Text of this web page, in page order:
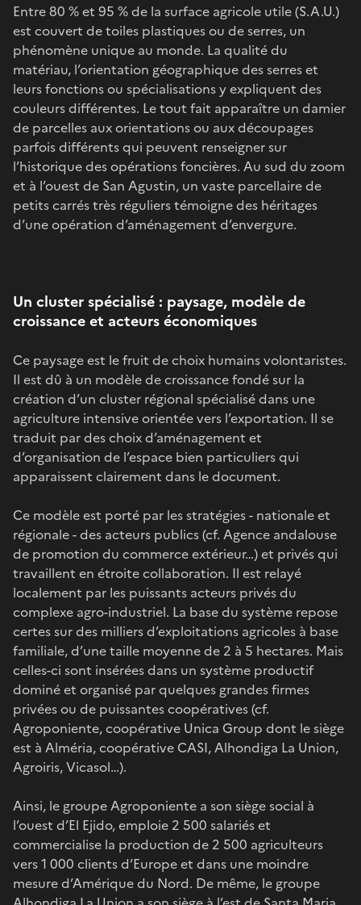
Entre 80 % et 95 % de la surface agricole utile (S.A.U.)
est couvert de toiles plastiques ou de serres, un
phénomène unique au monde. La qualité du
matériau, l’orientation géographique des serres et
leurs fonctions ou spécialisations y expliquent des
couleurs différentes. Le tout fait apparaître un damier
de parcelles aux orientations ou aux découpages
parfois différents qui peuvent renseigner sur
l’historique des opérations foncières. Au sud du zoom
et à l’ouest de San Agustin, un vaste parcellaire de
petits carrés très réguliers témoigne des héritages
d’une opération d’aménagement d’envergure.
Un cluster spécialisé : paysage, modèle de
croissance et acteurs économiques
Ce paysage est le fruit de choix humains volontaristes.
Il est dû à un modèle de croissance fondé sur la
création d’un cluster régional spécialisé dans une
agriculture intensive orientée vers l’exportation. Il se
traduit par des choix d’aménagement et
d’organisation de l’espace bien particuliers qui
apparaissent clairement dans le document.
Ce modèle est porté par les stratégies - nationale et
régionale - des acteurs publics (cf. Agence andalouse
de promotion du commerce extérieur…) et privés qui
travaillent en étroite collaboration. Il est relayé
localement par les puissants acteurs privés du
complexe agro-industriel. La base du système repose
certes sur des milliers d’exploitations agricoles à base
familiale, d’une taille moyenne de 2 à 5 hectares. Mais
celles-ci sont insérées dans un système productif
dominé et organisé par quelques grandes firmes
privées ou de puissantes coopératives (cf.
Agroponiente, coopérative Unica Group dont le siège
est à Alméria, coopérative CASI, Alhondiga La Union,
Agroiris, Vicasol…).
Ainsi, le groupe Agroponiente a son siège social à
l’ouest d’El Ejido, emploie 2 500 salariés et
commercialise la production de 2 500 agriculteurs
vers 1 000 clients d’Europe et dans une moindre
mesure d’Amérique du Nord. De même, le groupe